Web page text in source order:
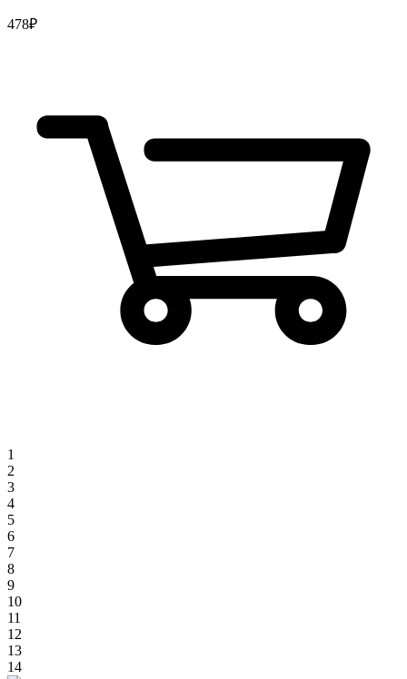
478₽
1
2
3
4
5
6
7
8
9
10
11
12
13
14